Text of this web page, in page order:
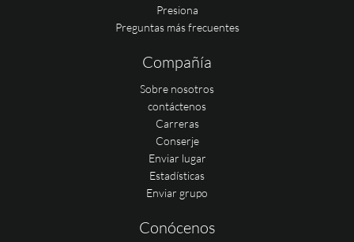
Presiona
Preguntas más frecuentes
Compañía
Sobre nosotros
contáctenos
Carreras
Conserje
Enviar lugar
Estadísticas
Enviar grupo
Conócenos